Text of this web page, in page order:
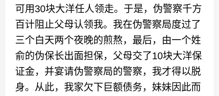
可用30块大洋任人领走。于是，伪警察千方
百计阻止父母认领我。我在伪警察局度过了
三个白天两个夜晚的煎熬，最后，由一个姓
俞的伪保长出面担保，父母交了10块大洋保
证金，并宴请伪警察局的警察，我才得以脱
身。从此，我家欠下巨额债务，妹妹因此而